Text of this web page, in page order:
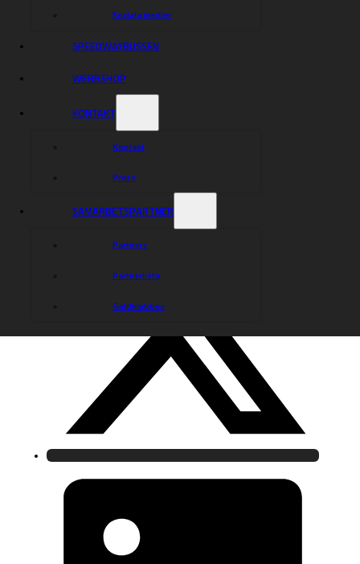
Sociala medier
SPEEDWAYBUSSEN
WEBBSHOP
KONTAKT
Kontakt
Press
SAMARBETSPARTNER
Partners
Partnerlista
Guldklubben